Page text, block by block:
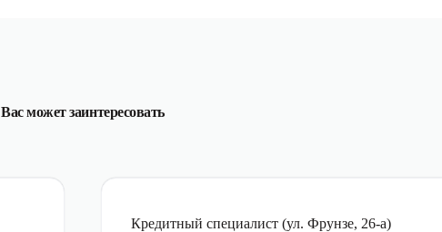
Вас может заинтересовать
Кредитный специалист (ул. Фрунзе, 26-а)